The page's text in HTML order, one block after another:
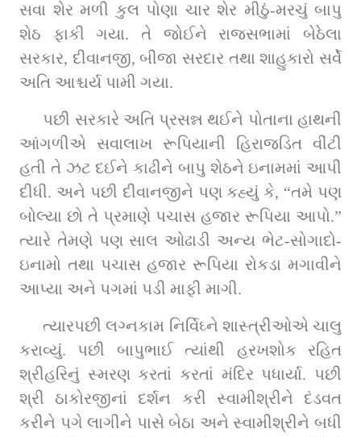
સવા શેર મળી કુલ પોણા ચાર શેર મીઠું-મરચું બાપુ
શેઠ ફાકી ગયા. તે જોઈને રાજસભામાં બેઠેલા
સરકાર, દીવાનજી, બીજા સરદાર તથા શાહુકારો સર્વે
અતિ આશ્ચર્ય પામી ગયા.
પછી સરકારે અતિ પ્રસન્ન થઈને પોતાના હાથની
આંગળીએ સવાલાખ રૂપિયાની હિરાજડિત વીંટી
હતી તે ઝટ દઈને કાઢીને બાપુ શેઠને ઇનામમાં આપી
દીધી. અને પછી દીવાનજીને પણ કહ્યું કે, “તમે પણ
બોલ્યા છો તે પ્રમાણે પચાસ હજાર રૂપિયા આપો.”
ત્યારે તેમણે પણ સાલ ઓઢાડી અન્ય ભેટ-સોગાદો-
ઇનામો તથા પચાસ હજાર રૂપિયા રોકડા મગાવીને
આપ્યા અને પગમાં પડી માફી માગી.
ત્યારપછી લગ્નકામ નિર્વિઘ્ને શાસ્ત્રીઓએ ચાલુ
કરાવ્યું. પછી બાપુભાઈ ત્યાંથી હરખશોક રહિત
શ્રીહરિનું સ્મરણ કરતાં કરતાં મંદિર પધાર્યા. પછી
શ્રી ઠાકોરજીનાં દર્શન કરી સ્વામીશ્રીને દંડવત
કરીને પગે લાગીને પાસે બેઠા અને સ્વામીશ્રીને બધી